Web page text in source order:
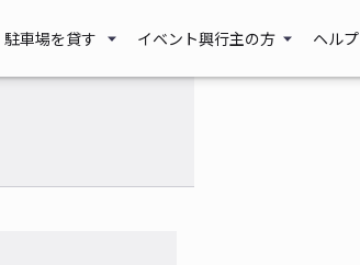
駐車場を貸す イベント興行主の方 ヘルプ